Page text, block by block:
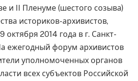
и II Пленуме (шестого созыва)
историков-архивистов,
2014 года в г. Санкт-
форум архивистов
уполномоченных органов
всех субъектов Российской